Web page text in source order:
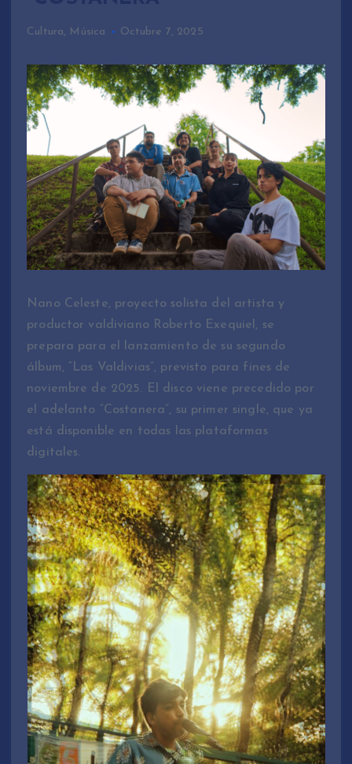
Cultura, Música Octubre 7, 2025
Nano Celeste, proyecto solista del artista y
productor valdiviano Roberto Exequiel, se
prepara para el lanzamiento de su segundo
álbum, “Las Valdivias”, previsto para fines de
noviembre de 2025. El disco viene precedido por
el adelanto “Costanera”, su primer single, que ya
está disponible en todas las plataformas
digitales.